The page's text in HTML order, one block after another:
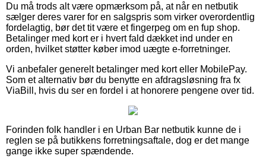
Du må trods alt være opmærksom på, at når en netbutik
sælger deres varer for en salgspris som virker overordentlig
fordelagtig, bør det tit være et fingerpeg om en fup shop.
Betalinger med kort er i hvert fald dækket ind under en
orden, hvilket støtter køber imod uægte e-forretninger.
Vi anbefaler generelt betalinger med kort eller MobilePay.
Som et alternativ bør du benytte en afdragsløsning fra fx
ViaBill, hvis du ser en fordel i at honorere pengene over tid.
Forinden folk handler i en Urban Bar netbutik kunne de i
reglen se på butikkens forretningsaftale, dog er det mange
gange ikke super spændende.